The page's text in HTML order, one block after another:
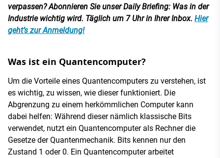
verpassen? Abonnieren Sie unser Daily Briefing: Was in der
Industrie wichtig wird. Täglich um 7 Uhr in Ihrer Inbox. Hier
geht’s zur Anmeldung!
Was ist ein Quantencomputer?
Um die Vorteile eines Quantencomputers zu verstehen, ist
es wichtig, zu wissen, wie dieser funktioniert. Die
Abgrenzung zu einem herkömmlichen Computer kann
dabei helfen: Während dieser nämlich klassische Bits
verwendet, nutzt ein Quantencomputer als Rechner die
Gesetze der Quantenmechanik. Bits kennen nur den
Zustand 1 oder 0. Ein Quantencomputer arbeitet